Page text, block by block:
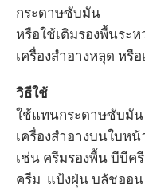
กระดาษซับมัน
หรือใช้เติมรองพื้นระ
เครื่องสำอางหลุด หรื
วิธีใช้
ใช้แทนกระดาษซับมัน
เครื่องสำอางบนใบหน้
เช่น ครีมรองพื้น บีบีค
ครีม แป้งฝุ่น บลัชออน